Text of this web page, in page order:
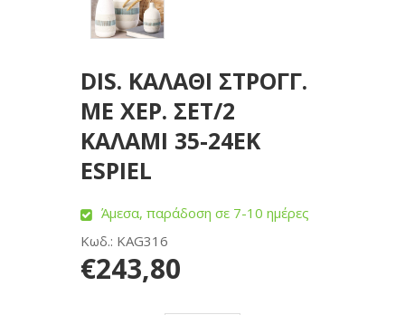
DIS. ΚΑΛΑΘΙ ΣΤΡΟΓΓ.
ΜΕ ΧΕΡ. ΣΕΤ/2
ΚΑΛΑΜΙ 35-24ΕΚ
ESPIEL
Άμεσα, παράδοση σε 7-10 ημέρες
Κωδ.: KAG316
€243,80